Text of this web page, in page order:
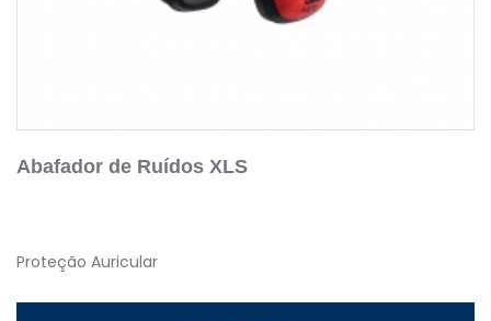
Abafador de Ruídos XLS
Proteção Auricular